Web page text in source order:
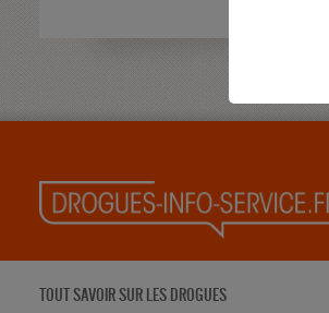
TOUT SAVOIR SUR LES DROGUES